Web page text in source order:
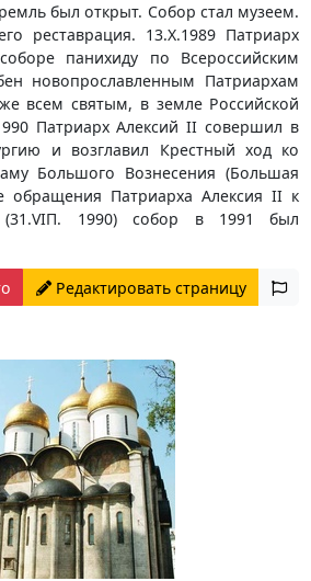
был открыт. Собор стал музеем.
реставрация. 13.Х.1989 Патриарх
панихиду по Всероссийским
новопрославленным Патриархам
всем святым, в земле Российской
Патриарх Алексий II совершил в
и возглавил Крестный ход ко
Большого Вознесения (Большая
обращения Патриарха Алексия II к
(31.VIП. 1990) собор в 1991 был
Редактировать страницу